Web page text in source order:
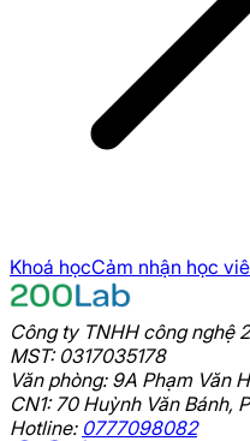
Khoá họcCảm nhận học
Công ty TNHH công nghệ
MST: 0317035178
Văn phòng: 9A Phạm Văn
CN1: 70 Huỳnh Văn Bánh,
Hotline: 0777098082